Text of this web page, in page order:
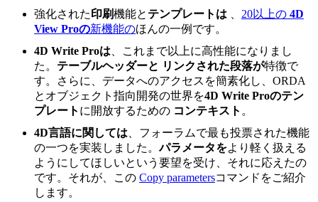
強化された印刷機能と テンプレートは 20以上の 4D
View Proの新機能のほんの一例です。
4D Write Proは 、これまで以上に高性能になりまし
た。 テーブルヘッダーと リンクされた段落が特徴で
す。さらに、データへのアクセスを簡素化し、ORDA
とオブジェクト指向開発の世界を4D Write Proのテン
プレート に開放するための コンテキスト 。
4D言語に関しては 、フォーラムで最も投票された機能
の一つを実装しました。パラメータをより軽く扱える
ようにしてほしいという要望を受け、それに応えたの
です。それが、この Copy parametersコマンドをご紹介
します。